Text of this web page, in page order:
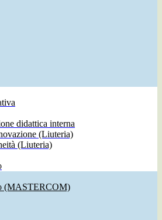
didattica interna
(Liuteria)
(Liuteria)
(MASTERCOM)